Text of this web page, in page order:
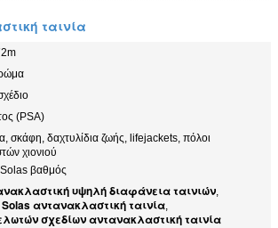
ταινία
(PSA)
σκάφη, δαχτυλίδια ζωής, lifejackets, πόλοι
χιονιού
βαθμός
υψηλή διαφάνεια ταινιών,
αντανακλαστική ταινία,
σχεδίων αντανακλαστική ταινία